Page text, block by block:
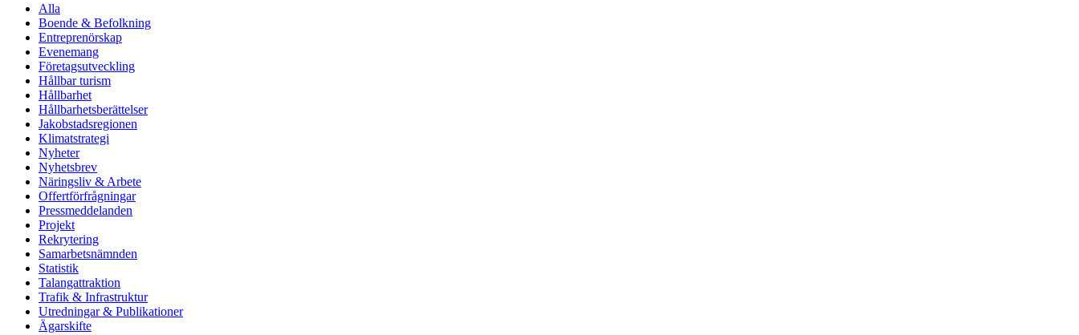
Alla
Boende & Befolkning
Entreprenörskap
Evenemang
Företagsutveckling
Hållbar turism
Hållbarhet
Hållbarhetsberättelser
Jakobstadsregionen
Klimatstrategi
Nyheter
Nyhetsbrev
Näringsliv & Arbete
Offertförfrågningar
Pressmeddelanden
Projekt
Rekrytering
Samarbetsnämnden
Statistik
Talangattraktion
Trafik & Infrastruktur
Utredningar & Publikationer
Ägarskifte